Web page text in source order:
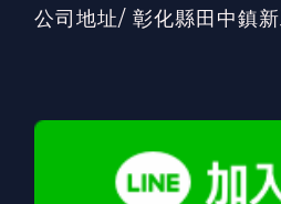
公司地址/ 彰化縣田中鎮